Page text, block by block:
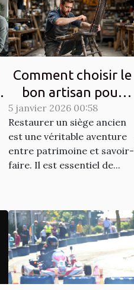
Comment choisir le
bon artisan pour
restaurer vos sièges
anciens ?
5 janvier 2026 00:58
Restaurer un siège ancien
est une véritable aventure
entre patrimoine et savoir-
faire. Il est essentiel de...